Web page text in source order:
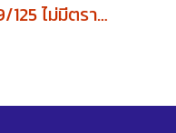
ซองขาวยาว 9/125 ไม่มีตราครุฑ (บรรจุ500ซอง)